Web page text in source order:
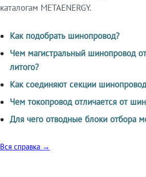
каталогам METAENERGY.
Как подобрать шинопровод?
Чем магистральный шинопровод
литого?
Как соединяют секции
Чем токопровод отличается от
Для чего отводные блоки отбора
Вся справка →